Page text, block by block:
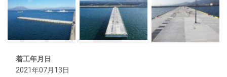
着工年月日
2021年07月13日